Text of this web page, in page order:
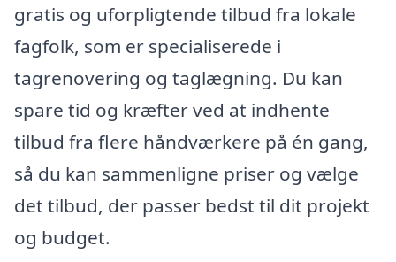
gratis og uforpligtende tilbud fra lokale
fagfolk, som er specialiserede i
tagrenovering og taglægning. Du kan
spare tid og kræfter ved at indhente
tilbud fra flere håndværkere på én gang,
så du kan sammenligne priser og vælge
det tilbud, der passer bedst til dit projekt
og budget.